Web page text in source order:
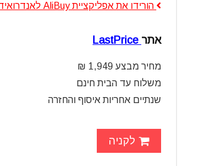
הורידו את אפליקציית AliBuy לאנדרואיד
אתר LastPrice
מחיר מבצע 1,949 ₪
משלוח עד הבית חינם
שנתיים אחריות איסוף והחזרה
לקניה